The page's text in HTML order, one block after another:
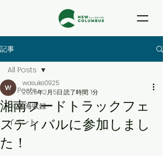
記事
All Posts
NC航海収録
イベント
All Posts
湘南フードトラックフェ
スティバルに参加しまし
た！
wasuke0925
2025年2月5日 読了時間: 1分